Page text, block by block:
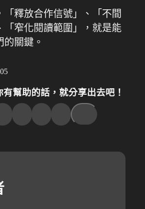
「釋放合作信號」、「不間
「窄化閱讀範圍」，就是能
關鍵。
幫助的話，就分享出去吧！